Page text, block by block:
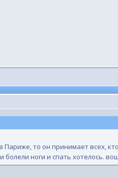
Париже, то он принимает всех,
болели ноги и спать хотелось.